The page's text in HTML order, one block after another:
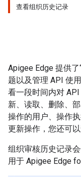
查看组织历史记录
Apigee Edge 提供
题以及管理 API 使
看一段时间内对
新、读取、删除、
操作的用户、操作
更新操作，您还可
组织审核历史记录
用于 Apigee Edge